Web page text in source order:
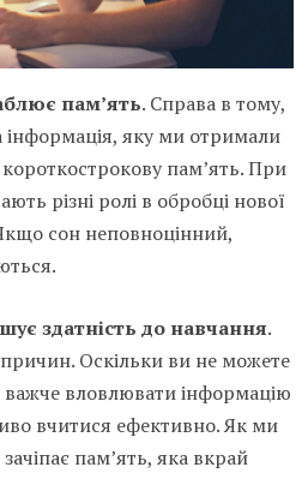
пам’ять. Справа в тому,
інформація, яку ми отримали
пам’ять. При
різні ролі в обробці нової
сон неповноцінний,
здатність до навчання.
Оскільки ви не можете
важче вловлювати інформацію
вчитися ефективно. Як ми
пам’ять, яка вкрай